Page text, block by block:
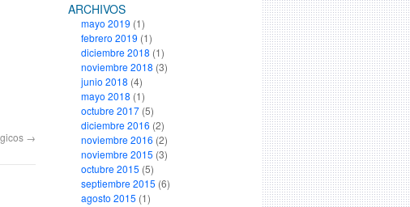
→
ARCHIVOS
mayo 2019 (1)
febrero 2019 (1)
diciembre 2018 (1)
noviembre 2018 (3)
junio 2018 (4)
mayo 2018 (1)
octubre 2017(5)
diciembre 2016 (2)
noviembre 2016 (2)
noviembre 2015 (3)
octubre 2015 (5)
septiembre 2015 (6)
agosto 2015 (1)